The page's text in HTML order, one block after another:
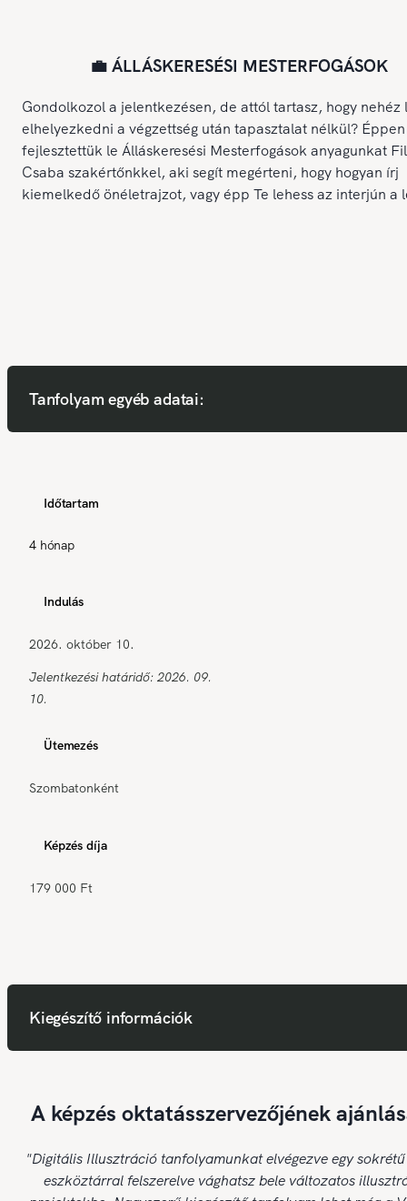
💼 ÁLLÁSKERESÉSI MESTERFOGÁSOK
Gondolkozol a jelentkezésen, de attól tartasz, hogy nehéz
elhelyezkedni a végzettség után tapasztalat nélkül?
fejlesztettük le Álláskeresési Mesterfogások anyagunkat
Csaba szakértőnkkel, aki segít megérteni, hogy hogyan írj
kiemelkedő önéletrajzot, vagy épp Te lehess az interjún a
Tanfolyam egyéb adatai:
Időtartam
4 hónap
Indulás
2026. október 10.
Jelentkezési határidő: 2026. 09.
10.
Ütemezés
Szombatonként
Képzés díja
179 000 Ft
Kiegészítő információk
A képzés oktatásszervezőjének
"Digitális Illusztráció tanfolyamunkat elvégezve egy
eszköztárral felszerelve vághatsz bele változatos